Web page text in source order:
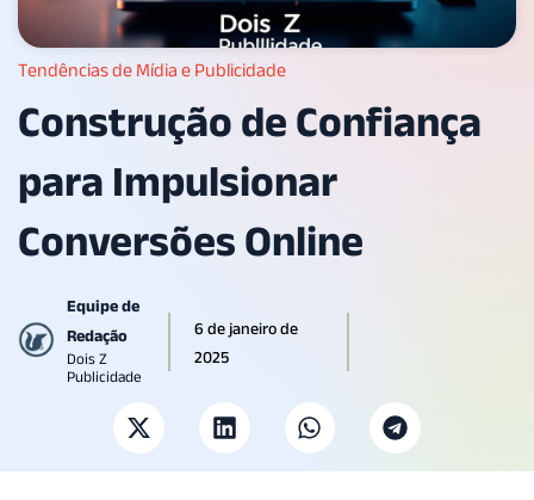
Tendências de Mídia e Publicidade
Construção de Confiança
para Impulsionar
Conversões Online
Equipe de
Redação
Dois Z
Publicidade
6 de janeiro de
2025